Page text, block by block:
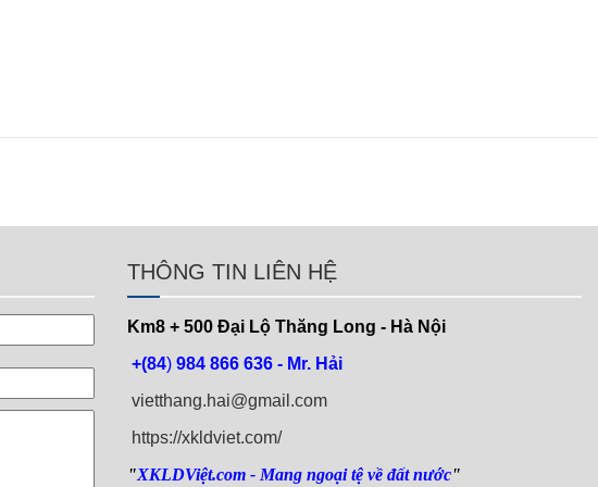
THÔNG TIN LIÊN HỆ
Km8 + 500 Đại Lộ Thăng Long - Hà Nội
+(84) 984 866 636 - Mr. Hải
vietthang.hai@gmail.com
https://xkldviet.com/
"XKLDViệt.com - Mang ngoại tệ về đất nước"